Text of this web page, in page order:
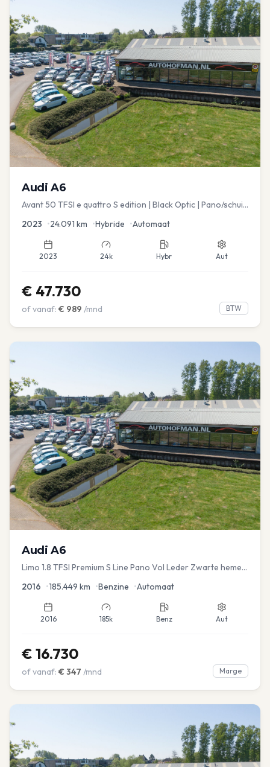
Audi A6
Avant 50 TFSI e quattro S edition | Black Optic | Pano/schuif
2023 •24.091 km •Hybride •Automaat
2023 24k Hybr Aut
€ 47.730
of vanaf: € 989 /mnd BTW
Audi A6
Limo 1.8 TFSI Premium S Line Pano Vol Leder Zwarte hemel
2016 •185.449 km •Benzine •Automaat
2016 185k Benz Aut
€ 16.730
of vanaf: € 347 /mnd Marge